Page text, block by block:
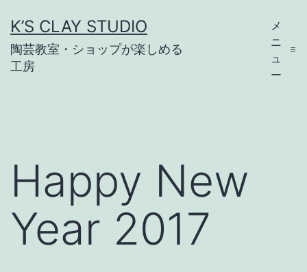
ン
テ
K’S CLAY STUDIO
陶芸教室・ショップが楽しめる
工房
メ
ニ
ュ
ー
Happy New
Year 2017